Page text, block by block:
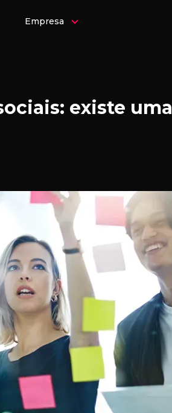
Empresa
existe uma